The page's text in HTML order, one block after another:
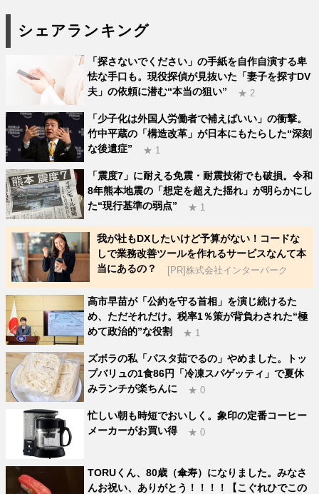
シェアランキング
「探さないでください」の手紙を自作自演する卑
怯な手口も。現役探偵が見抜いた「妻子を探すDV
夫」の依頼に潜む“本当の狙い”
★ 2
「少子化は外国人労働者で補えばいい」の衝撃。
竹中平蔵の「構造改革」が日本にもたらした“深刻
な後遺症”
★ 1
「震度7」に耐える免震・耐震技術でも破損。令和
8年熊本地震の「想定を超えた揺れ」が明らかにし
た“現行基準の弱点”
★ 1
我が社もDXしたいけど予算がない！コードな
しで業務改善ツールを作れるサービスなんて本
当にあるの？
[PR]株式会社インターパーク
高市早苗が「公約を守る首相」を演じ続けるた
め、ただそれだけ。税率1％策が背負わされた“極
めて政治的”な役割
★ 1
ズボラの私「パスタ茹でるの」やめました。トッ
プバリュの1食86円「冷凍スパゲッティ」で夏休
みランチが楽ちんに
★ 0
忙しい朝も時短でおいしく。象印の定番コーヒー
メーカーがお買い得
★ 0
TORUくん、80歳（傘寿）になりました。みなさ
んお祝い、ありがとう！！！！【こぐれひでこの